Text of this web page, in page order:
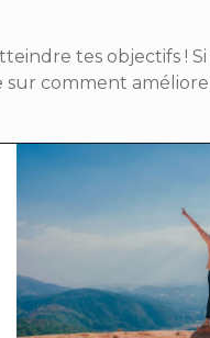
tes objectifs !
sur comment